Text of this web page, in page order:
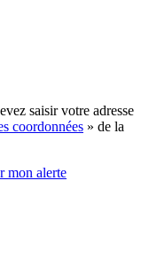
saisir votre adresse
coordonnées » de la
mon alerte